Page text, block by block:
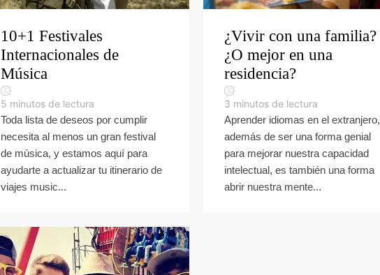
10+1 Festivales
Internacionales de
Música
5 minutos de lectura
Toda lista de deseos por cumplir
necesita al menos un gran festival
de música, y estamos aquí para
ayudarte a actualizar tu itinerario de
viajes music...
¿Vivir con una familia?
¿O mejor en una
residencia?
3 minutos de lectura
Aprender idiomas en el extranjero,
además de ser una forma genial
para mejorar nuestra capacidad
intelectual, es también una forma
abrir nuestra mente...